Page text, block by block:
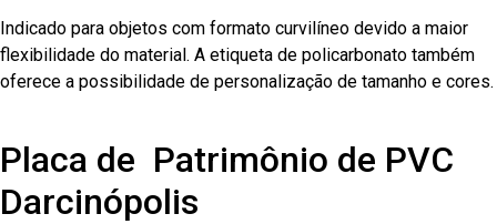
Indicado para objetos com formato curvilíneo devido a maior
flexibilidade do material. A etiqueta de policarbonato também
oferece a possibilidade de personalização de tamanho e cores.
Placa de Patrimônio de PVC
Darcinópolis